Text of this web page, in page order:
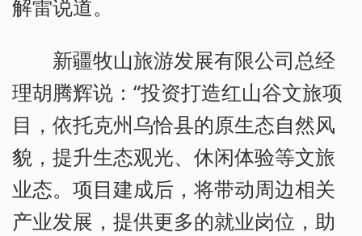
解雷说道。
新疆牧山旅游发展有限公司总经
理胡腾辉说：“投资打造红山谷文旅项
目，依托克州乌恰县的原生态自然风
貌，提升生态观光、休闲体验等文旅
业态。项目建成后，将带动周边相关
产业发展，提供更多的就业岗位，助